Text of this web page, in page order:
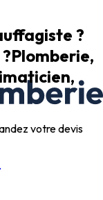
?
Plomberie,
votre devis